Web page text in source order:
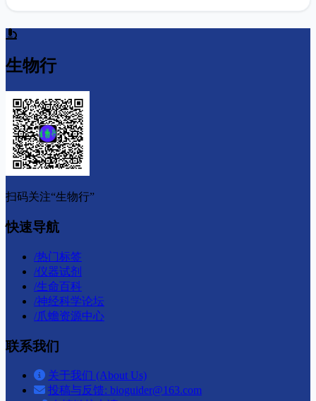
《登天的感觉》岳晓东
前言阿静是深圳火车站柏灵顿咖啡厅的服务员
一...
森田式心理咨询-处理心理危机的生
代前言 冈本常男 本人是患有神经症的体验者
那...
《生命的重建》
生命重建我的哲理我们的生命经历 完全是我们